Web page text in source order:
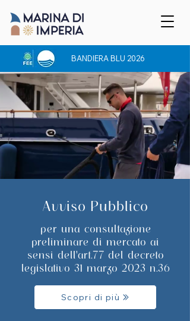
BANDIERA BLU 2026
Avviso Pubblico
per una consultazione
preliminare di mercato ai
sensi dell'art.77 del decreto
legislativo 31 marzo 2023 n.36
Scopri di più